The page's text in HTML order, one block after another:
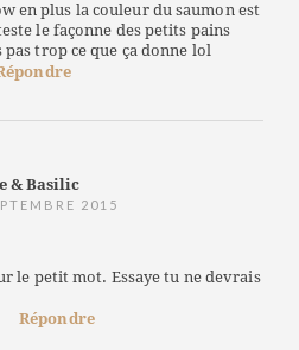
en plus la couleur du saumon est
le façonne des petits pains
trop ce que ça donne lol
& Basilic
2015
le petit mot. Essaye tu ne devrais
Répondre